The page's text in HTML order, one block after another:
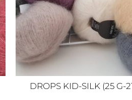
DROPS KID-SILK (25 G-